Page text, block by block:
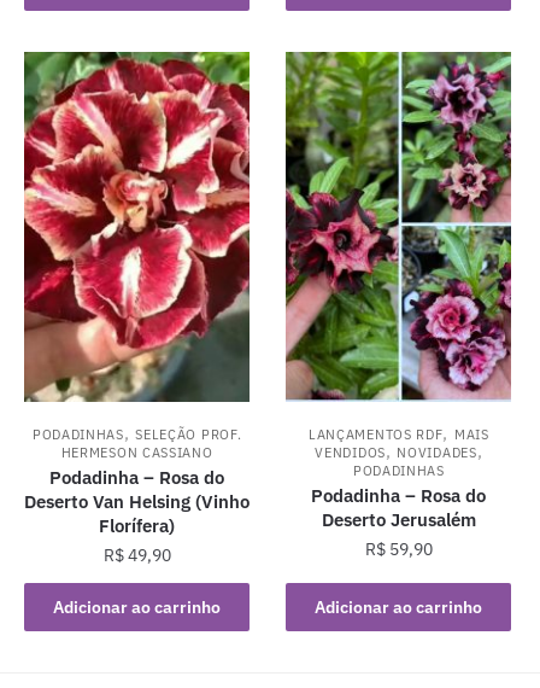
PODADINHAS,SELEÇÃO PROF.
HERMESON CASSIANO
Podadinha – Rosa do
Deserto Van Helsing (Vinho
Florífera)
R$49,90
Adicionar ao carrinho
LANÇAMENTOS RDF, MAIS
VENDIDOS, NOVIDADES,
PODADINHAS
Podadinha – Rosa do
Deserto Jerusalém
R$59,90
Adicionar ao carrinho